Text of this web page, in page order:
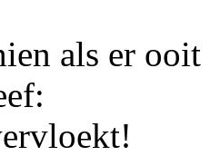
als er